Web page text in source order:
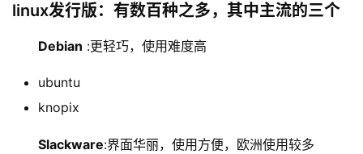
linux发行版：有数百种之多，其中主流的三个
Debian :更轻巧，使用难度高
ubuntu
knopix
Slackware:界面华丽，使用方便，欧洲使用较多